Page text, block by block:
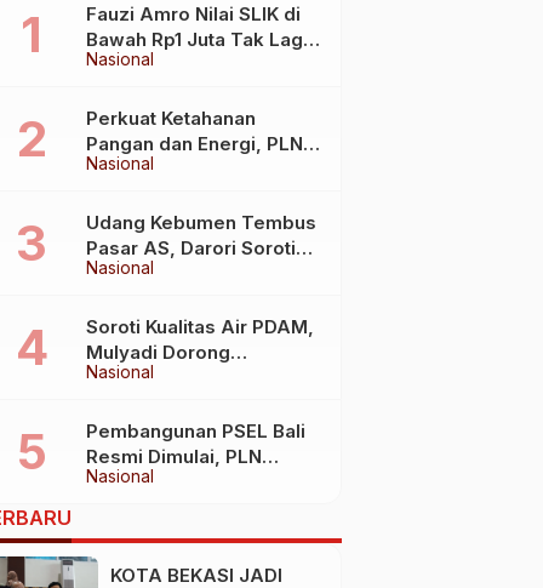
Nasional
Fauzi Amro Nilai SLIK di
Bawah Rp1 Juta Tak Lagi
Hambat Akses Rumah
Nasional
Perkuat Ketahanan
Pangan dan Energi, PLN
Jalin Kerja Sama Strategis
Kelautan dan Perikanan
Nasional
Udang Kebumen Tembus
Pasar AS, Darori Soroti
Dampaknya bagi Warga
Nasional
Soroti Kualitas Air PDAM,
Mulyadi Dorong
Standardisasi Lewat RUU
Nasional
Pembangunan PSEL Bali
Resmi Dimulai, PLN
Dukung Penuh
Pengelolaan Sampah Jadi
Energi Listrik
KOTA BEKASI JADI